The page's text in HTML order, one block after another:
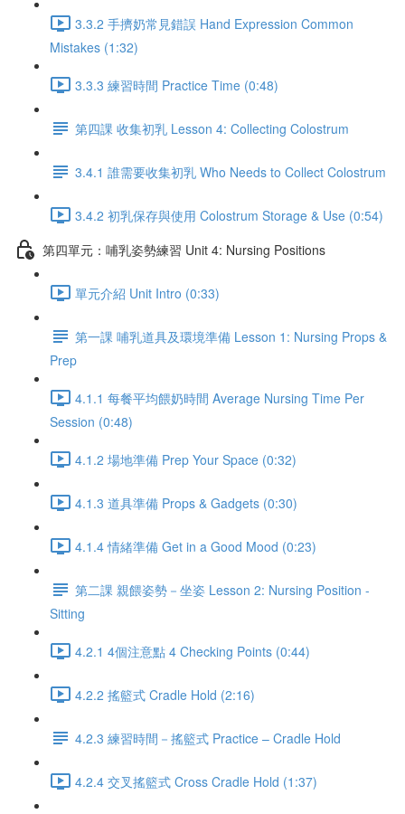
3.3.2 手擠奶常見錯誤 Hand Expression Common
Mistakes (1:32)
3.3.3 練習時間 Practice Time (0:48)
第四課 收集初乳 Lesson 4: Collecting Colostrum
3.4.1 誰需要收集初乳 Who Needs to Collect Colostrum
3.4.2 初乳保存與使用 Colostrum Storage & Use (0:54)
第四單元：哺乳姿勢練習 Unit 4: Nursing Positions
單元介紹 Unit Intro (0:33)
第一課 哺乳道具及環境準備 Lesson 1: Nursing Props &
Prep
4.1.1 每餐平均餵奶時間 Average Nursing Time Per
Session (0:48)
4.1.2 場地準備 Prep Your Space (0:32)
4.1.3 道具準備 Props & Gadgets (0:30)
4.1.4 情緒準備 Get in a Good Mood (0:23)
第二課 親餵姿勢－坐姿 Lesson 2: Nursing Position -
Sitting
4.2.1 4個注意點 4 Checking Points (0:44)
4.2.2 搖籃式 Cradle Hold (2:16)
4.2.3 練習時間－搖籃式 Practice – Cradle Hold
4.2.4 交叉搖籃式 Cross Cradle Hold (1:37)